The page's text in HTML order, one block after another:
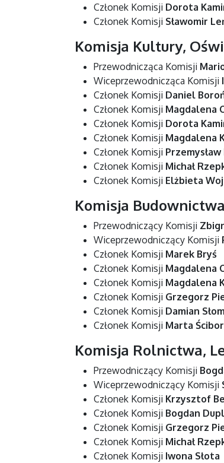
Członek Komisji Dorota
Członek Komisji Sławomir
Komisja Kultury,
Przewodnicząca Komisji
Wiceprzewodnicząca Komisji
Członek Komisji Daniel
Członek Komisji Magdalena
Członek Komisji Dorota
Członek Komisji Magdalena
Członek Komisji Przemysław
Członek Komisji Michał
Członek Komisji Elżbieta
Komisja
Przewodniczący Komisji
Wiceprzewodniczący Komisji
Członek Komisji Marek Bryś
Członek Komisji Magdalena
Członek Komisji Magdalena
Członek Komisji Grzegorz
Członek Komisji Damian
Członek Komisji Marta Ścibor
Komisja Rolnictwa,
Przewodniczący Komisji
Wiceprzewodniczący Komisji
Członek Komisji Krzysztof
Członek Komisji Bogdan
Członek Komisji Grzegorz
Członek Komisji Michał
Członek Komisji Iwona Słota